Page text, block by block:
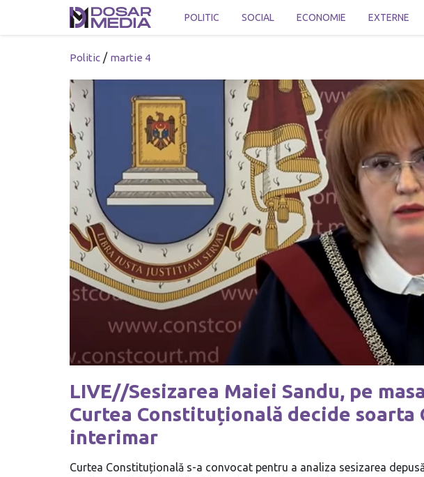
POLITIC SOCIAL ECONOMIE EXTERNE
Politic / martie 4
LIVE//Sesizarea Maiei Sandu, pe
Curtea Constituțională decide soarta
interimar
Curtea Constituțională s-a convocat pentru a analiza sesizarea